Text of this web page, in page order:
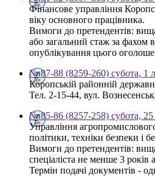
Фінансове управління
віку основного працівника.
Вимоги до претендентів:
або загальний стаж за
опублікування цього
№ 87-88 (8259-260) субота, 1
Коропській районній
Тел. 2-15-44, вул.
№ 85-86 (8257-258) субота,
Управління
політики, техніки безпеки і
Вимоги до претендентів:
спеціаліста не менше 3
Термін подачі документів -